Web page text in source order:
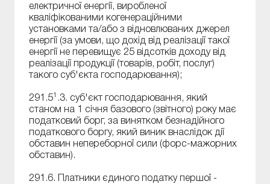
електричної енергії, виробленої
кваліфікованими когенераційними
установками та/або з відновлюваних джерел
енергії (за умови, що дохід від реалізації такої
енергії не перевищує 25 відсотків доходу від
реалізації продукції (товарів, робіт, послуг)
такого суб'єкта господарювання);
291.51 .3. суб'єкт господарювання, який
станом на 1 січня базового (звітного) року має
податковий борг, за винятком безнадійного
податкового боргу, який виник внаслідок дії
обставин непереборної сили (форс-мажорних
обставин).
291.6. Платники єдиного податку першої -